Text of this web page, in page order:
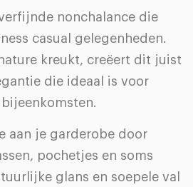
nonchalance die
casual gelegenheden.
kreukt, creëert dit juist
die ideaal is voor
aan je garderobe door
pochetjes en soms
glans en soepele val